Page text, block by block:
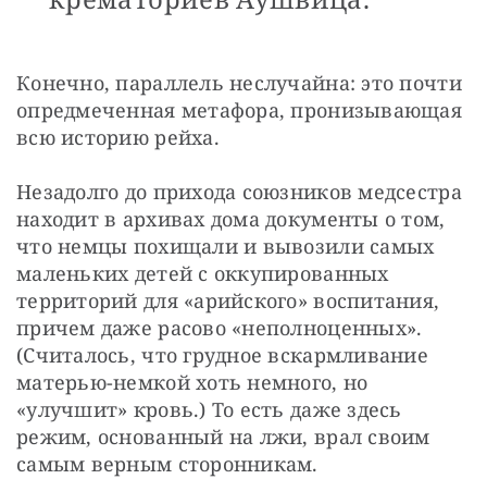
Конечно, параллель неслучайна: это почти
опредмеченная метафора, пронизывающая
всю историю рейха.
Незадолго до прихода союзников медсестра
находит в архивах дома документы о том,
что немцы похищали и вывозили самых
маленьких детей с оккупированных
территорий для «арийского» воспитания,
причем даже расово «неполноценных».
(Считалось, что грудное вскармливание
матерью-немкой хоть немного, но
«улучшит» кровь.) То есть даже здесь
режим, основанный на лжи, врал своим
самым верным сторонникам.